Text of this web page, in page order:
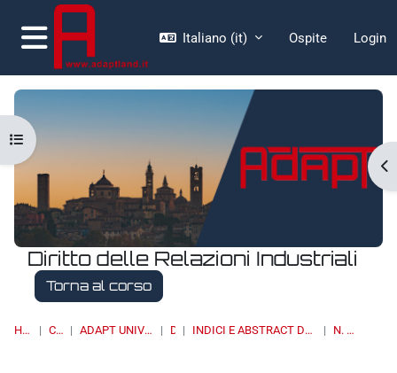
Vai al contenuto principale
Pannello laterale
Italiano ‎(it)‎ Ospite Login
Diritto delle Relazioni Industriali
Torna al corso
HOME CORSI ADAPT UNIVERSITY PRESS DRI INDICI E ABSTRACT DEI NUMERI PUBBLICATI N. 3/2016
Apri indice del corso